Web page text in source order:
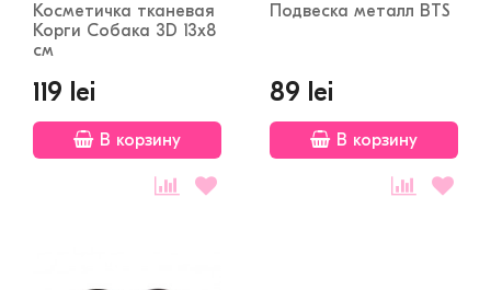
Косметичка тканевая
Корги Собака 3D 13x8
см
119 lei
В корзину
Подвеска металл BTS
89 lei
В корзину